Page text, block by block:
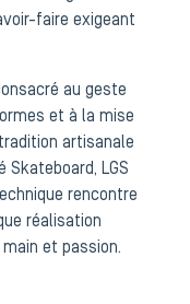
faire exigeant
au geste
et à la mise
artisanale
LGS
rencontre
réalisation
et passion.